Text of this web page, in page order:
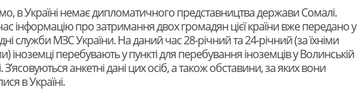
в Україні немає дипломатичного представництва держави Сомалі.
інформацію про затримання двох громадян цієї країни вже передано у
служби МЗС України. На даний час 28-річний та 24-річний (за їхніми
іноземці перебувають у пункті для перебування іноземців у Волинській
З’ясовуються анкетні дані цих осіб, а також обставини, за яких вони
в Україні.